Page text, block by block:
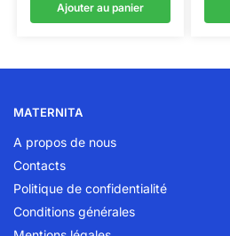
Ajouter au panier
MATERNITA
A propos de nous
Contacts
Politique de confidentialité
Conditions générales